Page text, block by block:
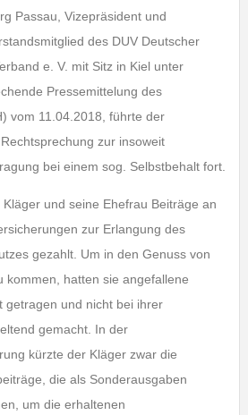
Passau, Vizepräsident und
des DUV Deutscher
e. V. mit Sitz in Kiel unter
Pressemittelung des
vom 11.04.2018, führte der
zur insoweit
bei einem sog. Selbstbehalt fort.
und seine Ehefrau Beiträge an
zur Erlangung des
gezahlt. Um in den Genuss von
kommen, hatten sie angefallene
getragen und nicht bei ihrer
gemacht. In der
kürzte der Kläger zwar die
die als Sonderausgaben
um die erhaltenen